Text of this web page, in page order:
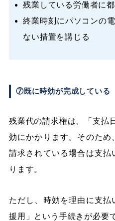
残業している労働者に
終業時刻にパソコンの
ない措置を講じる
⑦既に時効が完成している
残業代の請求権は、「支払
効にかかります。そのため
請求されている場合は支払
ります。
ただし、時効を理由に支
援用」という手続きが必要